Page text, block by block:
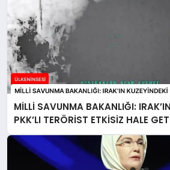
MİLLİ SAVUNMA BAKANLIĞI:
PKK’LI TERÖRİST ETKİSİZ HALE